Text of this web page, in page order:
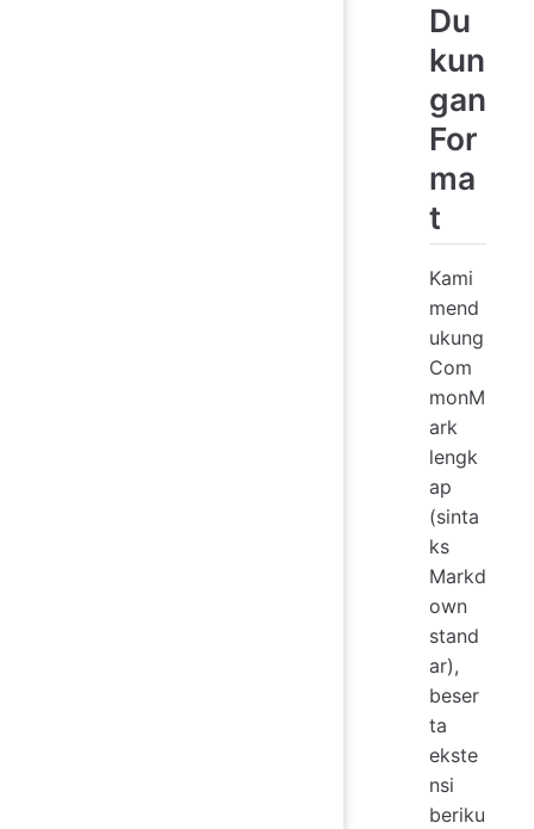
Du
kun
gan
For
ma
t
Kami
mend
ukung
Com
monM
ark
lengk
ap
(sinta
ks
Markd
own
stand
ar),
beser
ta
ekste
nsi
beriku